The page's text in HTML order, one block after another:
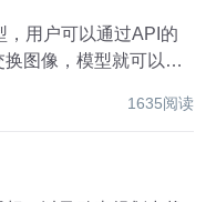
，用户可以通过API的
图像，模型就可以自
GPU硬件上。产品免
1635阅读